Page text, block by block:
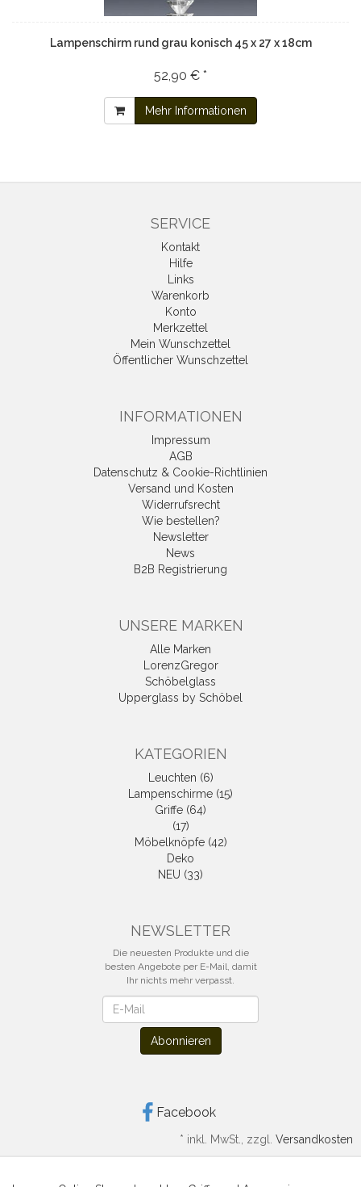
Lampenschirm rund grau konisch 45 x 27 x 18cm
52,90 € *
Mehr Informationen
SERVICE
Kontakt
Hilfe
Links
Warenkorb
Konto
Merkzettel
Mein Wunschzettel
Öffentlicher Wunschzettel
INFORMATIONEN
Impressum
AGB
Datenschutz & Cookie-Richtlinien
Versand und Kosten
Widerrufsrecht
Wie bestellen?
Newsletter
News
B2B Registrierung
UNSERE MARKEN
Alle Marken
LorenzGregor
Schöbelglass
Upperglass by Schöbel
KATEGORIEN
Leuchten (6)
Lampenschirme (15)
Griffe (64)
(17)
Möbelknöpfe (42)
Deko
NEU (33)
NEWSLETTER
Die neuesten Produkte und die
besten Angebote per E-Mail, damit
Ihr nichts mehr verpasst.
Abonnieren
Facebook
* inkl. MwSt., zzgl. Versandkosten